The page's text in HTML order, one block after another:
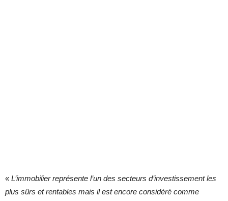
« L’immobilier représente l’un des secteurs d’investissement les
plus sûrs et rentables mais il est encore considéré comme